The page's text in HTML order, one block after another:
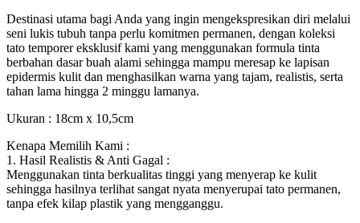
Destinasi utama bagi Anda yang ingin mengekspresikan diri melalui
seni lukis tubuh tanpa perlu komitmen permanen, dengan koleksi
tato temporer eksklusif kami yang menggunakan formula tinta
berbahan dasar buah alami sehingga mampu meresap ke lapisan
epidermis kulit dan menghasilkan warna yang tajam, realistis, serta
tahan lama hingga 2 minggu lamanya.
Ukuran : 18cm x 10,5cm
Kenapa Memilih Kami :
1. Hasil Realistis & Anti Gagal :
Menggunakan tinta berkualitas tinggi yang menyerap ke kulit
sehingga hasilnya terlihat sangat nyata menyerupai tato permanen,
tanpa efek kilap plastik yang mengganggu.